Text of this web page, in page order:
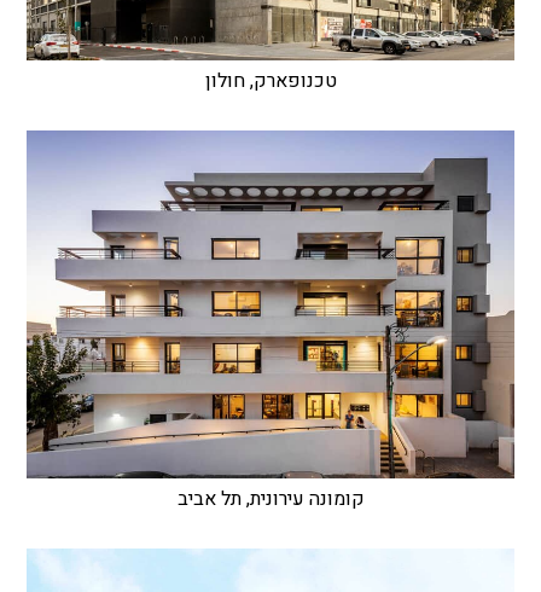
טכנופארק, חולון
קומונה עירונית, תל אביב